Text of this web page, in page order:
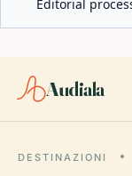
Editorial
Audiala
DESTINAZIONI